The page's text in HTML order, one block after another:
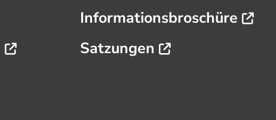
Informationsbroschüre
Satzungen